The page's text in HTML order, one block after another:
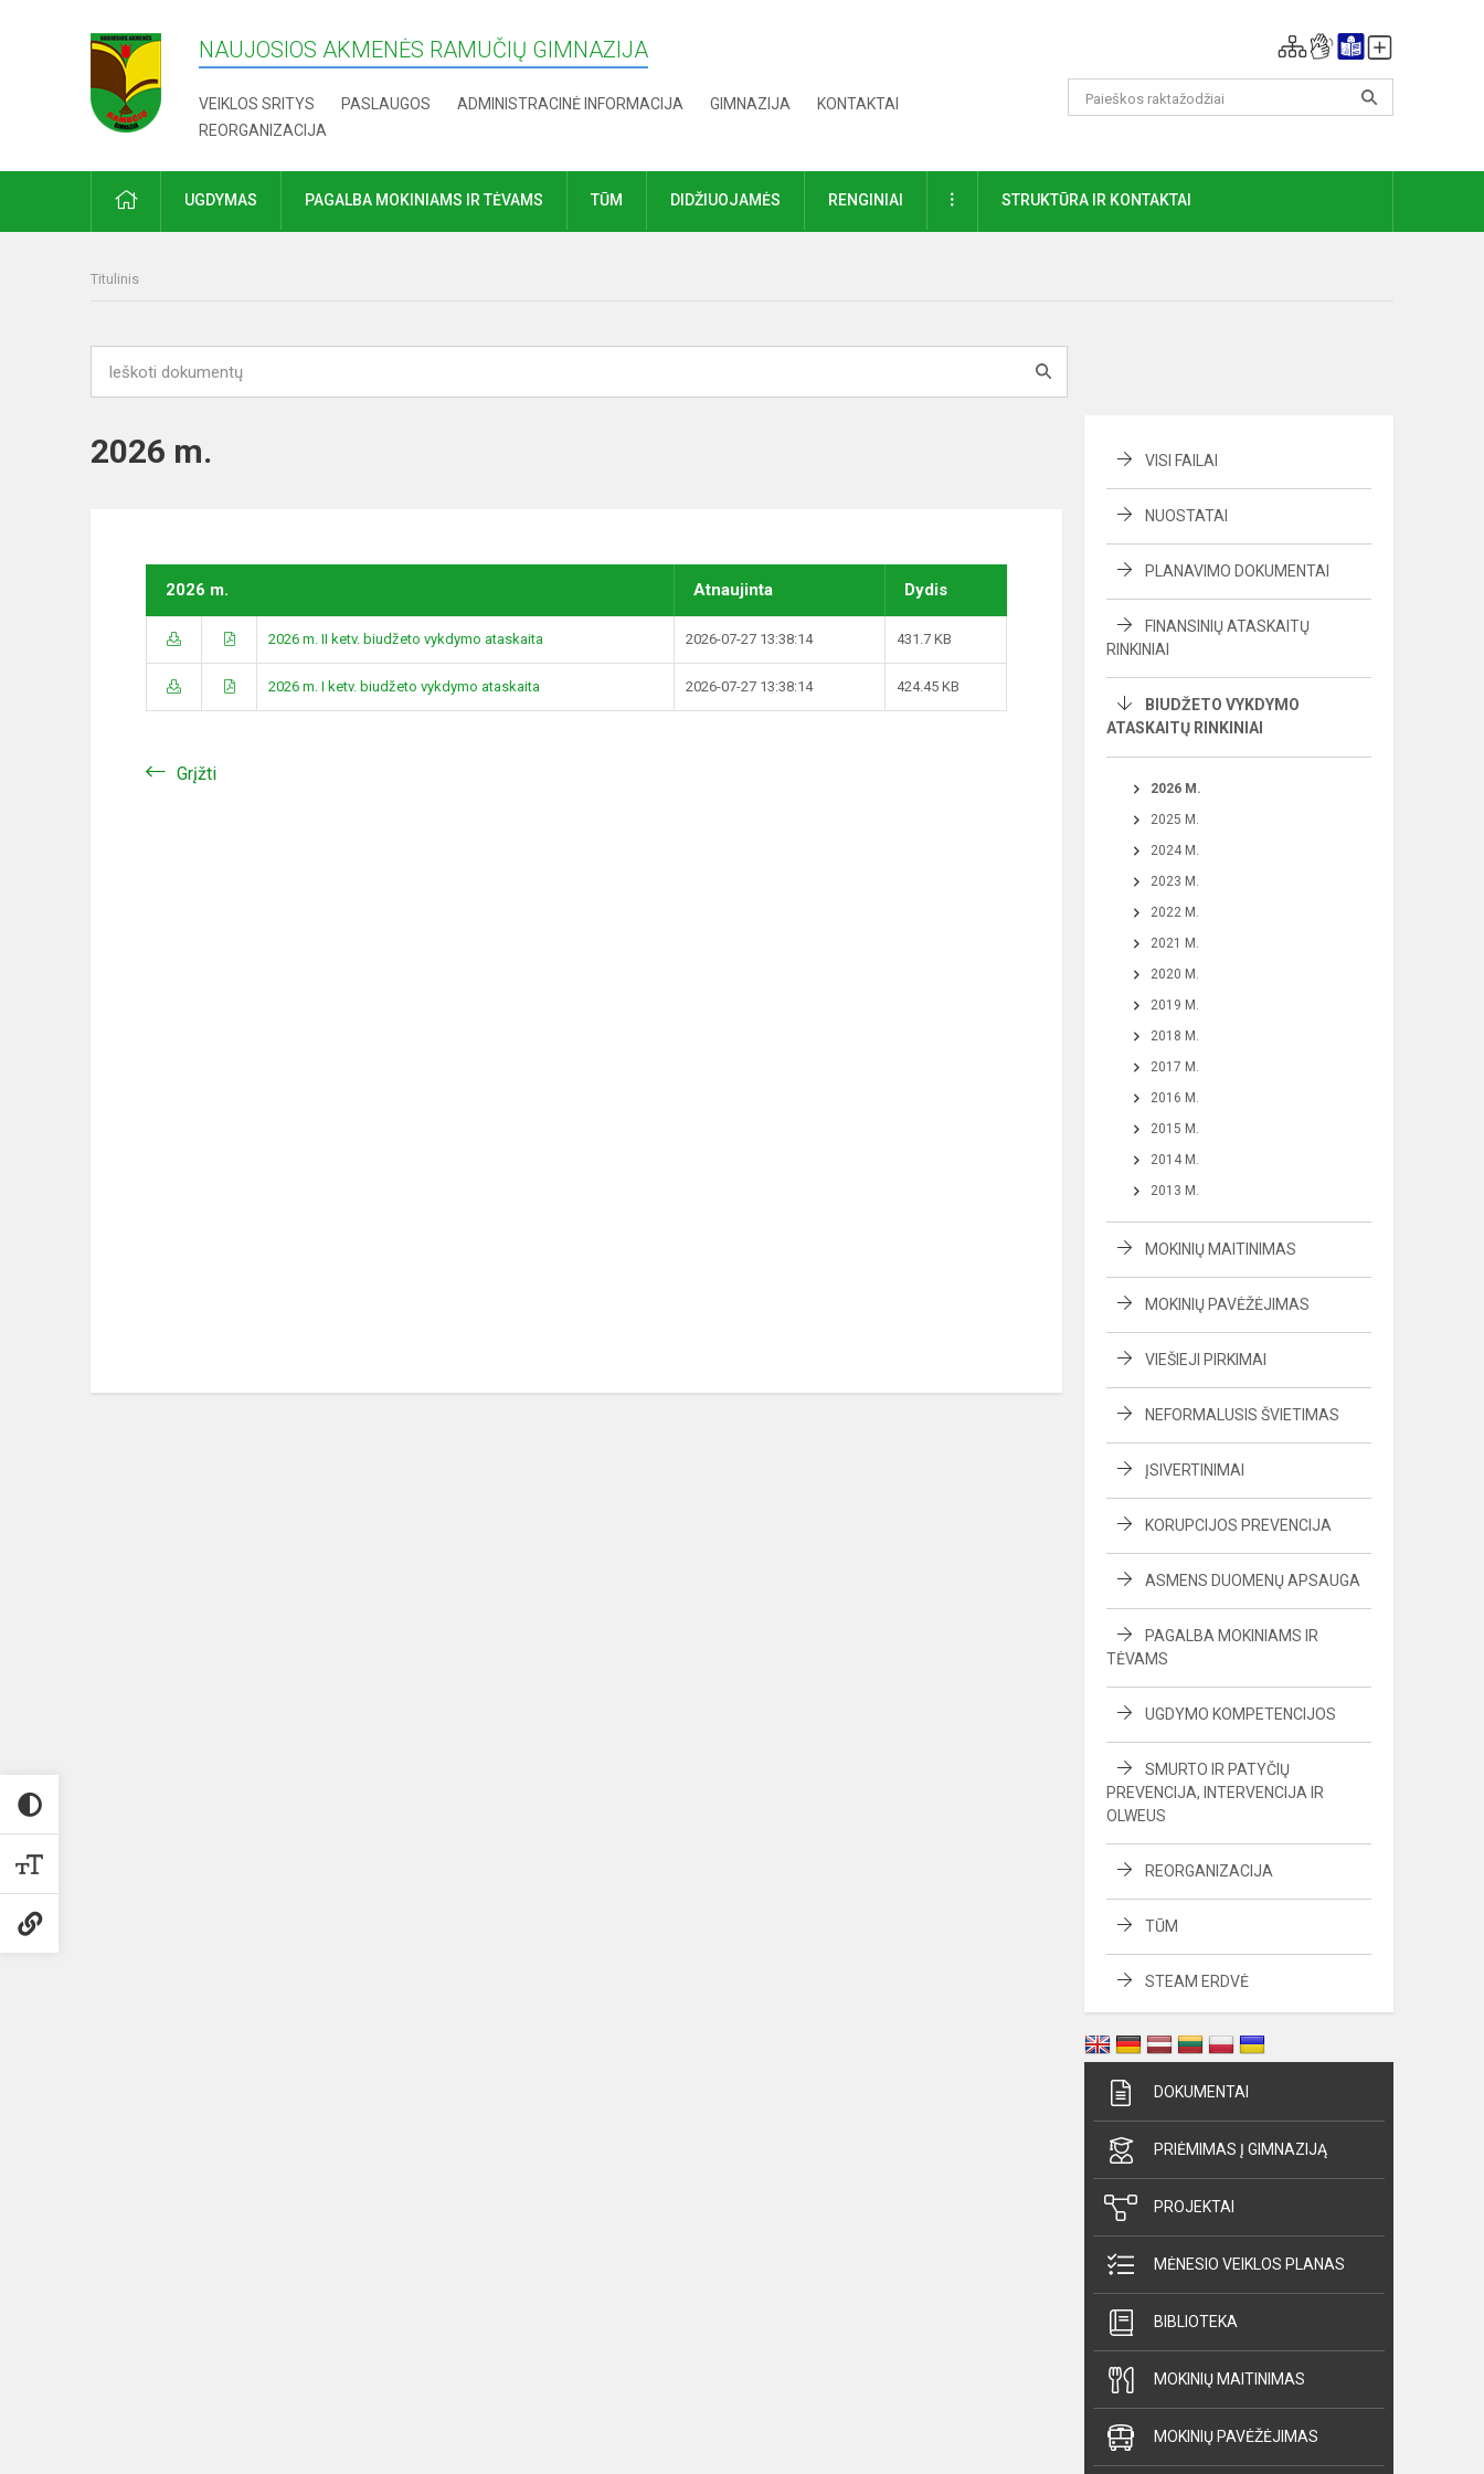
NAUJOSIOS AKMENĖS RAMUČIŲ GIMNAZIJA
VEIKLOS SRITYS PASLAUGOS ADMINISTRACINĖ INFORMACIJA GIMNAZIJA
KONTAKTAI
REORGANIZACIJA
PRADŽIAUGDYMAS PAGALBA MOKINIAMS IR TĖVAMS TŪM DIDŽIUOJAMĖS RENGINIAI DAUGIAUSTRUKTŪRA IR KONTAKTAI
Titulinis
2026 m.
2026 m. Atnaujinta Dydis
2026 m. II ketv. biudžeto vykdymo ataskaita 2026-07-27 13:38:14 431.7 KB
2026 m. I ketv. biudžeto vykdymo ataskaita 2026-07-27 13:38:14 424.45 KB
Grįžti
VISI FAILAI
NUOSTATAI
PLANAVIMO DOKUMENTAI
FINANSINIŲ ATASKAITŲ
RINKINIAI
BIUDŽETO VYKDYMO
ATASKAITŲ RINKINIAI
2026 M.
2025 M.
2024 M.
2023 M.
2022 M.
2021 M.
2020 M.
2019 M.
2018 M.
2017 M.
2016 M.
2015 M.
2014 M.
2013 M.
MOKINIŲ MAITINIMAS
MOKINIŲ PAVĖŽĖJIMAS
VIEŠIEJI PIRKIMAI
NEFORMALUSIS ŠVIETIMAS
ĮSIVERTINIMAI
KORUPCIJOS PREVENCIJA
ASMENS DUOMENŲ APSAUGA
PAGALBA MOKINIAMS IR
TĖVAMS
UGDYMO KOMPETENCIJOS
SMURTO IR PATYČIŲ
PREVENCIJA, INTERVENCIJA IR
OLWEUS
REORGANIZACIJA
TŪM
STEAM ERDVĖ
DOKUMENTAI
PRIĖMIMAS Į GIMNAZIJĄ
PROJEKTAI
MĖNESIO VEIKLOS PLANAS
BIBLIOTEKA
MOKINIŲ MAITINIMAS
MOKINIŲ PAVĖŽĖJIMAS